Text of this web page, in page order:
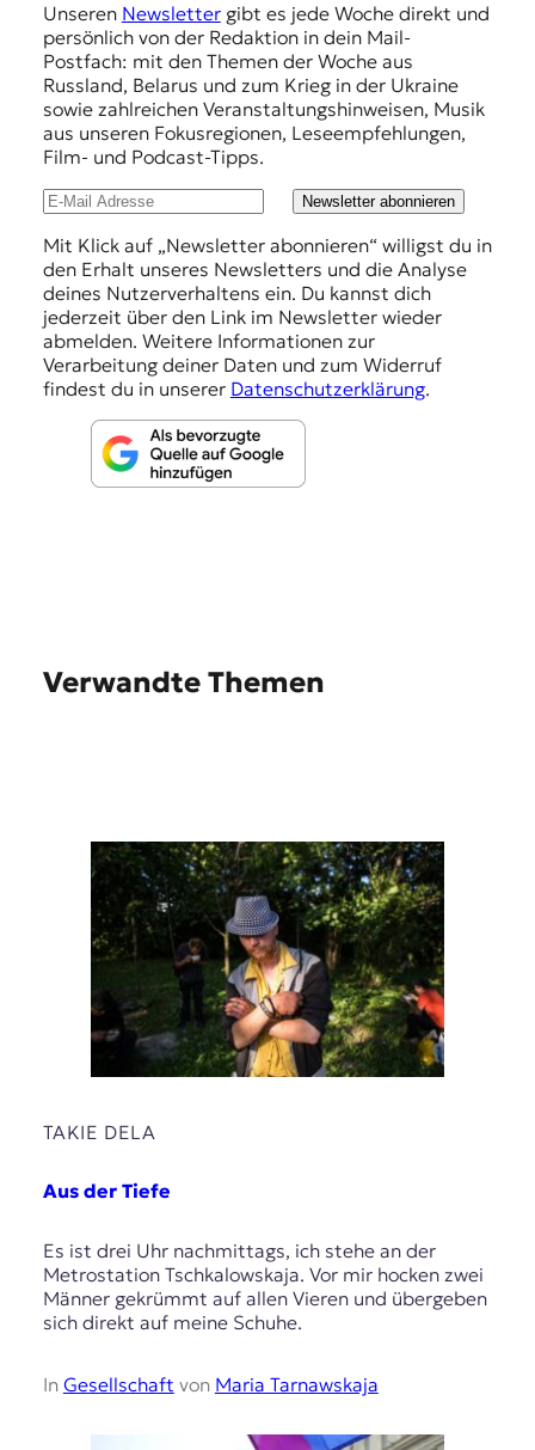
Unseren Newslettergibt es jede Woche direkt und
persönlich von der Redaktion in dein Mail-
Postfach: mit den Themen der Woche aus
Russland, Belarus und zum Krieg in der Ukraine
sowie zahlreichen Veranstaltungshinweisen, Musik
aus unseren Fokusregionen, Leseempfehlungen,
Film- und Podcast-Tipps.
Newsletter abonnieren
Mit Klick auf „Newsletter abonnieren“ willigst du in
den Erhalt unseres Newsletters und die Analyse
deines Nutzerverhaltens ein. Du kannst dich
jederzeit über den Link im Newsletter wieder
abmelden. Weitere Informationen zur
Verarbeitung deiner Daten und zum Widerruf
findest du in unserer Datenschutzerklärung.
Verwandte Themen
TAKIE DELA
Aus der Tiefe
Es ist drei Uhr nachmittags, ich stehe an der
Metrostation Tschkalowskaja. Vor mir hocken zwei
Männer gekrümmt auf allen Vieren und übergeben
sich direkt auf meine Schuhe.
In Gesellschaft von Maria Tarnawskaja